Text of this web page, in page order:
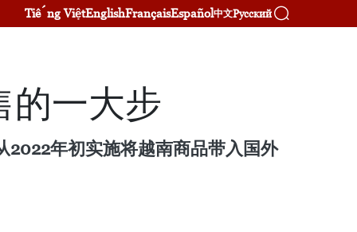
Tiếng ViệtEnglishFrançaisEspañol中文Русский
的一大步
2022年初实施将越南商品带入国外